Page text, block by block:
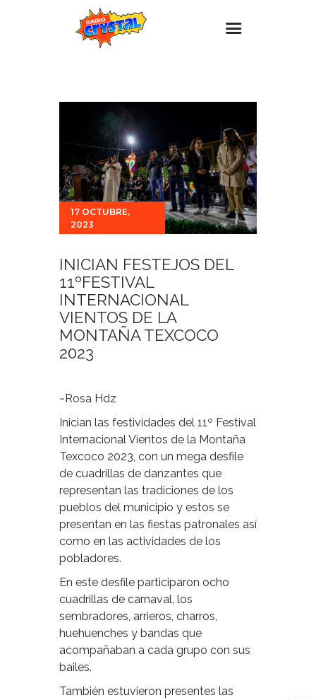
Estaciones
Eventos
Promociones
Noticias
Para ti
Contacto
17 OCTUBRE,
2023
INICIAN FESTEJOS DEL
11ºFESTIVAL
INTERNACIONAL
VIENTOS DE LA
MONTAÑA TEXCOCO
2023
~Rosa Hdz
Inician las festividades del 11º Festival
Internacional Vientos de la Montaña
Texcoco 2023, con un mega desfile
de cuadrillas de danzantes que
representan las tradiciones de los
pueblos del municipio y estos se
presentan en las fiestas patronales así
como en las actividades de los
pobladores.
En este desfile participaron ocho
cuadrillas de carnaval, los
sembradores, arrieros, charros,
huehuenches y bandas que
acompañaban a cada grupo con sus
bailes.
También estuvieron presentes las